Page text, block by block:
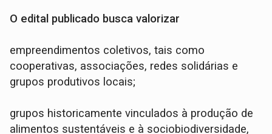
O edital publicado busca valorizar
empreendimentos coletivos, tais como
cooperativas, associações, redes solidárias e
grupos produtivos locais;
grupos historicamente vinculados à produção de
alimentos sustentáveis e à sociobiodiversidade,